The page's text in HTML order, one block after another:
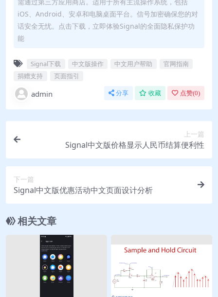
iOS、Android、安卓和电脑桌面平台。信号加密确保您的对
话安全无忧。点击下载，立即体验Signal的全面隐私保护功
能
Signal下载 中文版操作 中文用户帮助
官网指南
捐赠支持
页面指引
admin 分享 收藏 点赞(0)
上一篇
Signal中文版价格显示人民币结算便利性
下一篇
Signal中文版优惠活动中文页面设计分析
相关文章